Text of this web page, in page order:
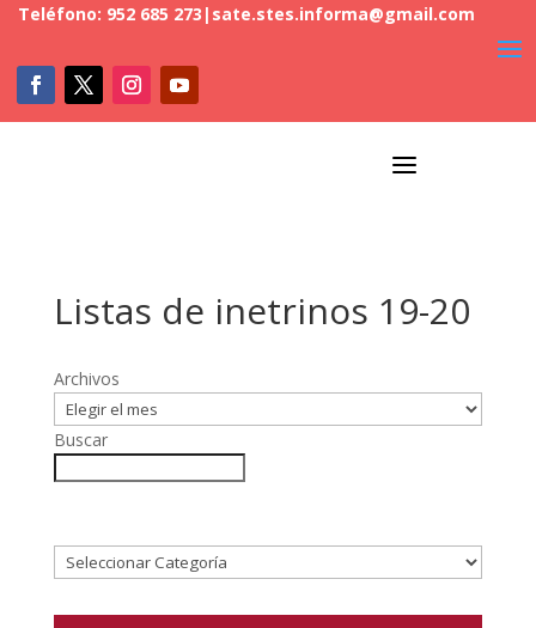
Teléfono: 952 685 273 | sate.stes.informa@gmail.com
a
Listas de inetrinos 19-20
Archivos
Buscar